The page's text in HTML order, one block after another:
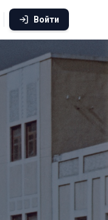
Войти